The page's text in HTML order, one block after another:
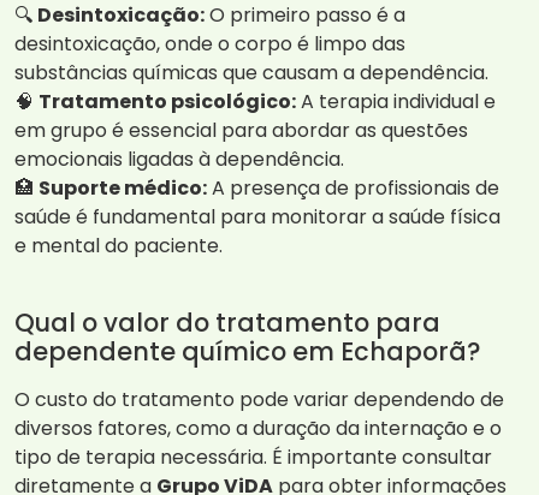
🔍 Desintoxicação:O primeiro passo é a
desintoxicação, onde o corpo é limpo das
substâncias químicas que causam a dependência.
🧠 Tratamento psicológico:A terapia individual e
em grupo é essencial para abordar as questões
emocionais ligadas à dependência.
🏥 Suporte médico:A presença de profissionais de
saúde é fundamental para monitorar a saúde física
e mental do paciente.
Qual o valor do tratamento para
dependente químico em Echaporã?
O custo do tratamento pode variar dependendo de
diversos fatores, como a duração da internação e o
tipo de terapia necessária. É importante consultar
diretamente a Grupo ViDA para obter informações